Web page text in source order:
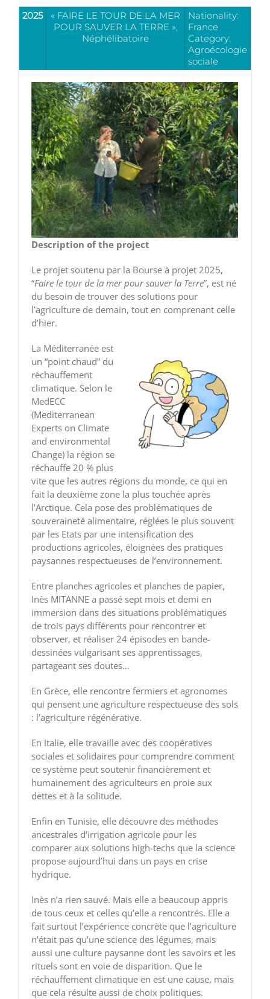
2025
« FAIRE LE TOUR DE LA MER
POUR SAUVER LA TERRE »,
Néphélibatoire
Nationality:
France
Category:
Agroécologie
sociale
Description of the project
Le projet soutenu par la Bourse à projet 2025,
“Faire le tour de la mer pour sauver la Terre”, est né
du besoin de trouver des solutions pour
l’agriculture de demain, tout en comprenant celle
d’hier.
La Méditerranée est
un “point chaud” du
réchauffement
climatique. Selon le
MedECC
(Mediterranean
Experts on Climate
and environmental
Change) la région se
réchauffe 20 % plus
vite que les autres régions du monde, ce qui en
fait la deuxième zone la plus touchée après
l’Arctique. Cela pose des problématiques de
souveraineté alimentaire, réglées le plus souvent
par les Etats par une intensification des
productions agricoles, éloignées des pratiques
paysannes respectueuses de l’environnement.
Entre planches agricoles et planches de papier,
Inès MITANNE a passé sept mois et demi en
immersion dans des situations problématiques
de trois pays différents pour rencontrer et
observer, et réaliser 24 épisodes en bande-
dessinées vulgarisant ses apprentissages,
partageant ses doutes…
En Grèce, elle rencontre fermiers et agronomes
qui pensent une agriculture respectueuse des sols
: l’agriculture régénérative.
En Italie, elle travaille avec des coopératives
sociales et solidaires pour comprendre comment
ce système peut soutenir financièrement et
humainement des agriculteurs en proie aux
dettes et à la solitude.
Enfin en Tunisie, elle découvre des méthodes
ancestrales d’irrigation agricole pour les
comparer aux solutions high-techs que la science
propose aujourd’hui dans un pays en crise
hydrique.
Inès n’a rien sauvé. Mais elle a beaucoup appris
de tous ceux et celles qu’elle a rencontrés. Elle a
fait surtout l’expérience concrète que l’agriculture
n’était pas qu’une science des légumes, mais
aussi une culture paysanne dont les savoirs et les
rituels sont en voie de disparition. Que le
réchauffement climatique en est une cause, mais
que cela résulte aussi de choix politiques.